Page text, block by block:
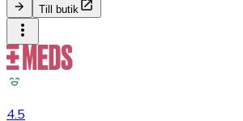
Till butik
4.5